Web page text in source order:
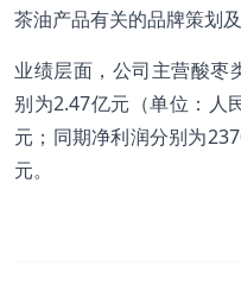
茶油产品有关的品牌策划及
业绩层面，公司主营酸枣
别为2.47亿元（单位：人
元；同期净利润分别为
元。